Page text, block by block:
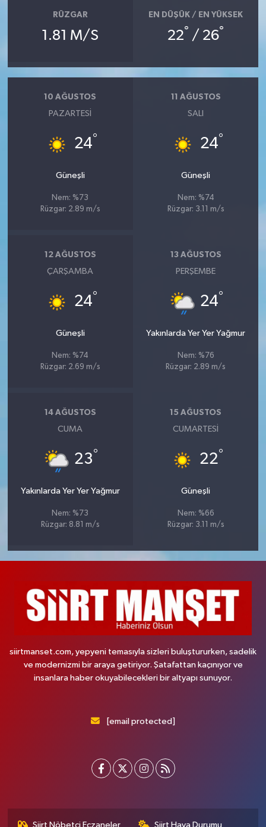
RÜZGAR
1.81 M/S
EN DÜŞÜK / EN YÜKSEK
22° / 26°
10 AĞUSTOS
PAZARTESI
24°
Güneşli
Nem: %73
Rüzgar: 2.89 m/s
11 AĞUSTOS
SALI
24°
Güneşli
Nem: %74
Rüzgar: 3.11 m/s
12 AĞUSTOS
ÇARŞAMBA
24°
Güneşli
Nem: %74
Rüzgar: 2.69 m/s
13 AĞUSTOS
PERŞEMBE
24°
Yakınlarda Yer Yer Yağmur
Nem: %76
Rüzgar: 2.89 m/s
14 AĞUSTOS
CUMA
23°
Yakınlarda Yer Yer Yağmur
Nem: %73
Rüzgar: 8.81 m/s
15 AĞUSTOS
CUMARTESI
22°
Güneşli
Nem: %66
Rüzgar: 3.11 m/s
siirtmanset.com, yepyeni temasıyla sizleri buluştururken, sadelik
ve modernizmi bir araya getiriyor. Şatafattan kaçınıyor ve
insanlara haber okuyabilecekleri bir altyapı sunuyor.
[email protected]
Siirt Nöbetçi Eczaneler Siirt Hava Durumu